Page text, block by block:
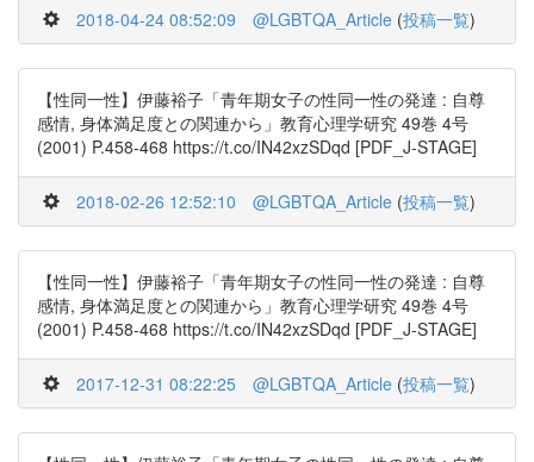
2018-04-24 08:52:09 @LGBTQA_Article (投稿一覧)
【性同一性】伊藤裕子「青年期女子の性同一性の発達 : 自尊
感情, 身体満足度との関連から」教育心理学研究 49巻 4号
(2001) P.458-468 https://t.co/IN42xzSDqd [PDF_J-STAGE]
2018-02-26 12:52:10 @LGBTQA_Article (投稿一覧)
【性同一性】伊藤裕子「青年期女子の性同一性の発達 : 自尊
感情, 身体満足度との関連から」教育心理学研究 49巻 4号
(2001) P.458-468 https://t.co/IN42xzSDqd [PDF_J-STAGE]
2017-12-31 08:22:25 @LGBTQA_Article (投稿一覧)